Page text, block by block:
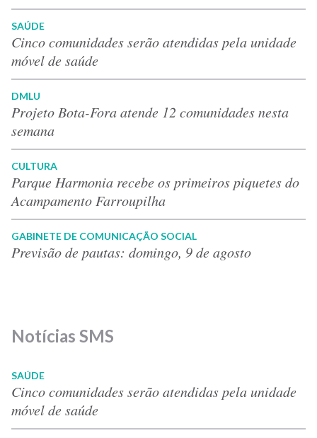
SAÚDE
Cinco comunidades serão atendidas pela unidade
móvel de saúde
DMLU
Projeto Bota-Fora atende 12 comunidades nesta
semana
CULTURA
Parque Harmonia recebe os primeiros piquetes do
Acampamento Farroupilha
GABINETE DE COMUNICAÇÃO SOCIAL
Previsão de pautas: domingo, 9 de agosto
Notícias SMS
SAÚDE
Cinco comunidades serão atendidas pela unidade
móvel de saúde